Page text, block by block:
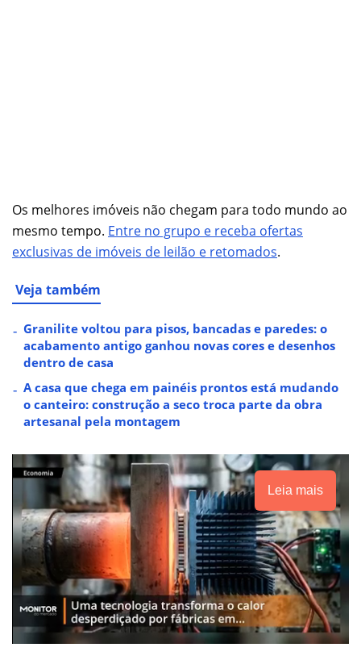
Os melhores imóveis não chegam para todo mundo ao
mesmo tempo. Entre no grupo e receba ofertas
exclusivas de imóveis de leilão e retomados.
Veja também
Granilite voltou para pisos, bancadas e paredes: o
acabamento antigo ganhou novas cores e desenhos
dentro de casa
A casa que chega em painéis prontos está mudando
o canteiro: construção a seco troca parte da obra
artesanal pela montagem
Leia mais